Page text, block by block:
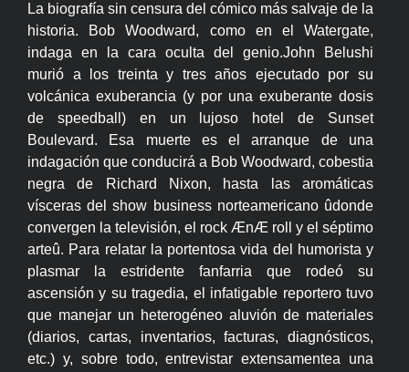
La biografía sin censura del cómico más salvaje de la
historia. Bob Woodward, como en el Watergate,
indaga en la cara oculta del genio.John Belushi
murió a los treinta y tres años ejecutado por su
volcánica exuberancia (y por una exuberante dosis
de speedball) en un lujoso hotel de Sunset
Boulevard. Esa muerte es el arranque de una
indagación que conducirá a Bob Woodward, cobestia
negra de Richard Nixon, hasta las aromáticas
vísceras del show business norteamericano ûdonde
convergen la televisión, el rock ÆnÆ roll y el séptimo
arteû. Para relatar la portentosa vida del humorista y
plasmar la estridente fanfarria que rodeó su
ascensión y su tragedia, el infatigable reportero tuvo
que manejar un heterogéneo aluvión de materiales
(diarios, cartas, inventarios, facturas, diagnósticos,
etc.) y, sobre todo, entrevistar extensamentea una